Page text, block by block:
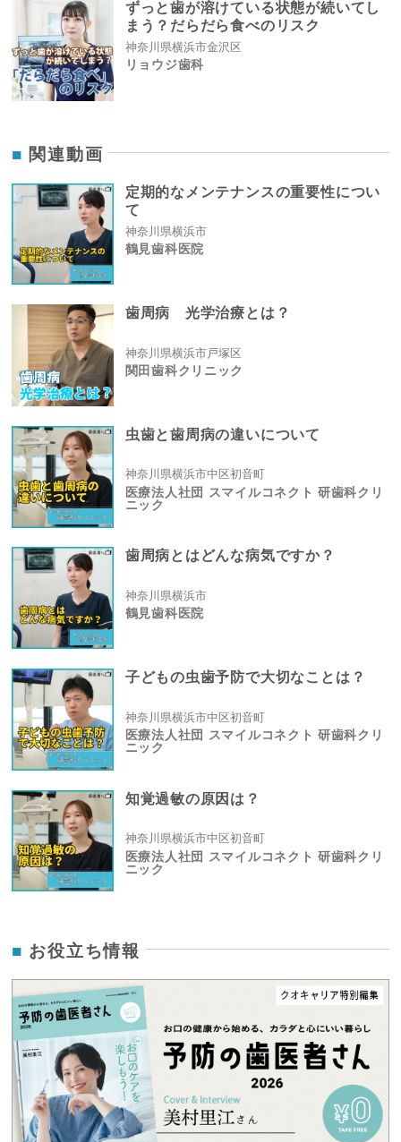
ずっと歯が溶けている状態が続いてし
まう？だらだら食べのリスク
神奈川県横浜市金沢区
リョウジ歯科
関連動画
定期的なメンテナンスの重要性につい
て
神奈川県横浜市
鶴見歯科医院
歯周病 光学治療とは？
神奈川県横浜市戸塚区
関田歯科クリニック
虫歯と歯周病の違いについて
神奈川県横浜市中区初音町
医療法人社団 スマイルコネクト 研歯科クリ
ニック
歯周病とはどんな病気ですか？
神奈川県横浜市
鶴見歯科医院
子どもの虫歯予防で大切なことは？
神奈川県横浜市中区初音町
医療法人社団 スマイルコネクト 研歯科クリ
ニック
知覚過敏の原因は？
神奈川県横浜市中区初音町
医療法人社団 スマイルコネクト 研歯科クリ
ニック
お役立ち情報